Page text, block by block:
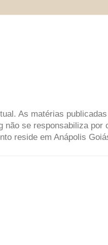
As matérias
não se responsabiliza por
reside em Anápolis